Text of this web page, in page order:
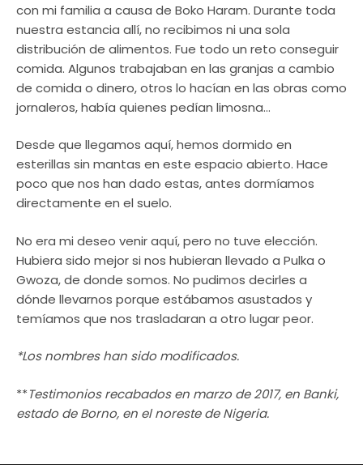
con mi familia a causa de Boko Haram. Durante toda
nuestra estancia allí, no recibimos ni una sola
distribución de alimentos. Fue todo un reto conseguir
comida. Algunos trabajaban en las granjas a cambio
de comida o dinero, otros lo hacían en las obras como
jornaleros, había quienes pedían limosna…
Desde que llegamos aquí, hemos dormido en
esterillas sin mantas en este espacio abierto. Hace
poco que nos han dado estas, antes dormíamos
directamente en el suelo.
No era mi deseo venir aquí, pero no tuve elección.
Hubiera sido mejor si nos hubieran llevado a Pulka o
Gwoza, de donde somos. No pudimos decirles a
dónde llevarnos porque estábamos asustados y
temíamos que nos trasladaran a otro lugar peor.
*Los nombres han sido modificados.
**Testimonios recabados en marzo de 2017, en Banki,
estado de Borno, en el noreste de Nigeria.